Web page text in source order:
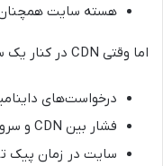
هسته سایت همچنان
اما وقتی CDN در کنار یک سرور ابری پایدار و قدرتمند قرار می‌گیرد:
درخواست‌های
فشار بین CDN و سرور به‌درستی توزیع می‌شود
سایت در زمان پیک